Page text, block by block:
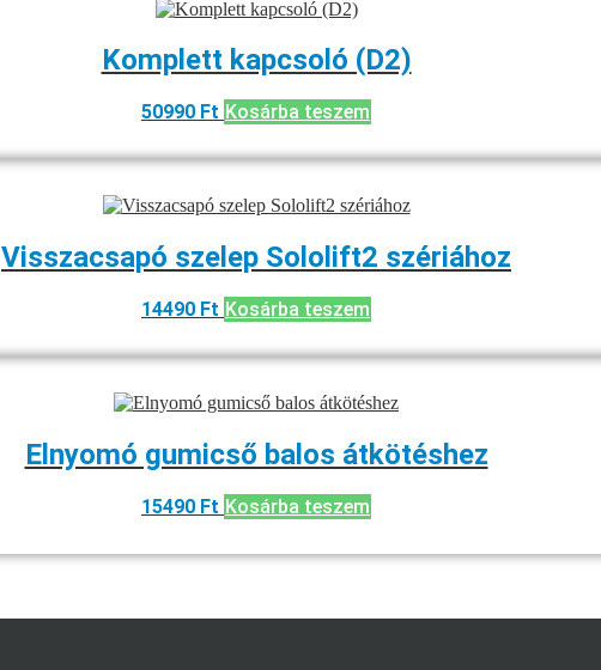
Komplett kapcsoló (D2)
50990 Ft Kosárba teszem
Visszacsapó szelep Sololift2 szériához
14490 Ft Kosárba teszem
Elnyomó gumicső balos átkötéshez
15490 Ft Kosárba teszem